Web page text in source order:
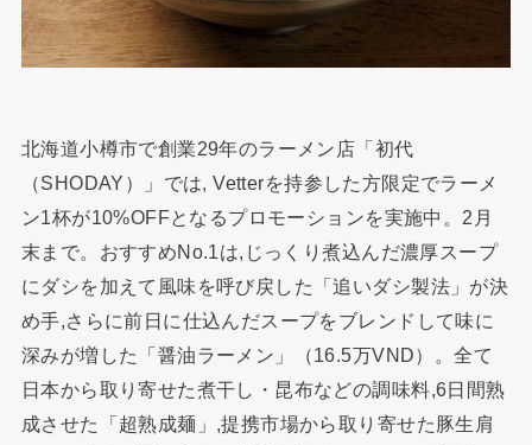
北海道小樽市で創業29年のラーメン店「初代
（SHODAY）」では, Vetterを持参した方限定でラーメ
ン1杯が10%OFFとなるプロモーションを実施中。2月
末まで。おすすめNo.1は,じっくり煮込んだ濃厚スープ
にダシを加えて風味を呼び戻した「追いダシ製法」が決
め手,さらに前日に仕込んだスープをブレンドして味に
深みが増した「醤油ラーメン」（16.5万VND）。全て
日本から取り寄せた煮干し・昆布などの調味料,6日間熟
成させた「超熟成麺」,提携市場から取り寄せた豚生肩